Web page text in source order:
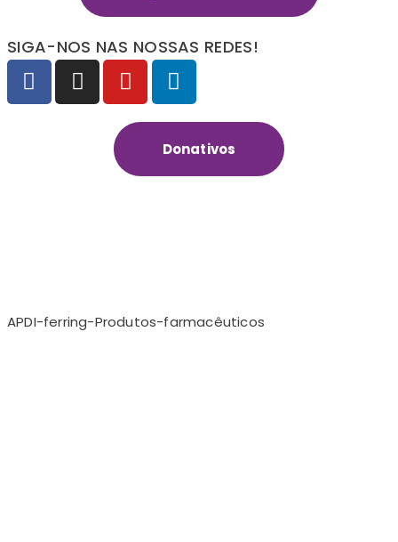
SIGA-NOS NAS NOSSAS REDES!
Donativos
APDI-ferring-Produtos-farmacêuticos